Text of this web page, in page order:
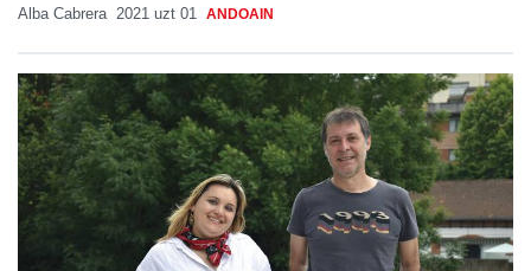
Alba Cabrera 2021 uzt 01 ANDOAIN